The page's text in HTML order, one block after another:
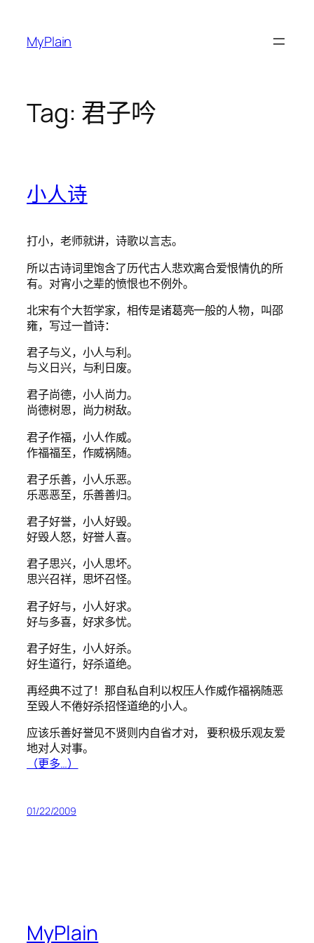
content
MyPlain
Tag: 君子吟
小人诗
打小，老师就讲，诗歌以言志。
所以古诗词里饱含了历代古人悲欢离合爱恨情仇的所
有。对宵小之辈的愤恨也不例外。
北宋有个大哲学家，相传是诸葛亮一般的人物，叫邵
雍，写过一首诗：
君子与义，小人与利。
与义日兴，与利日废。
君子尚德，小人尚力。
尚德树恩，尚力树敌。
君子作福，小人作威。
作福福至，作威祸随。
君子乐善，小人乐恶。
乐恶恶至，乐善善归。
君子好誉，小人好毁。
好毁人怒，好誉人喜。
君子思兴，小人思坏。
思兴召祥，思坏召怪。
君子好与，小人好求。
好与多喜，好求多忧。
君子好生，小人好杀。
好生道行，好杀道绝。
再经典不过了！那自私自利以权压人作威作福祸随恶
至毁人不倦好杀招怪道绝的小人。
应该乐善好誉见不贤则内自省才对， 要积极乐观友爱
地对人对事。
（更多…）
01/22/2009
MyPlain